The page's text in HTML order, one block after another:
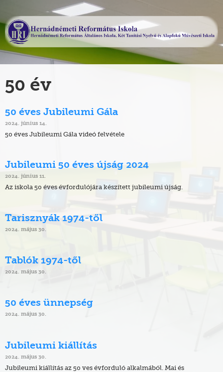
50 év
50 éves Jubileumi Gála
2024. június 14.
50 éves Jubileumi Gála videó felvétele
Jubileumi 50 éves újság 2024
2024. június 11.
Az iskola 50 éves évfordulójára készített jubileumi újság.
Tarisznyák 1974-től
2024. május 30.
Tablók 1974-től
2024. május 30.
50 éves ünnepség
2024. május 30.
Jubileumi kiállítás
2024. május 30.
Jubileumi kiállítás az 50 ves évforduló alkalmából. Mai és